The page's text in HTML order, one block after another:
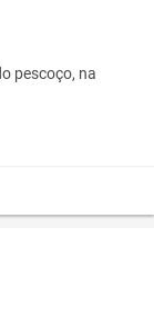
pescoço, na
15 x 15
estressados ou
do produto;